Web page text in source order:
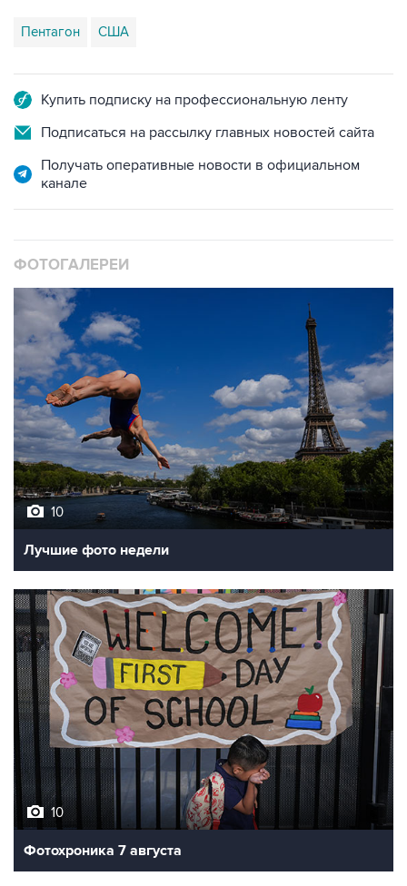
Пентагон США
Купить подписку на профессиональную ленту
Подписаться на рассылку главных новостей сайта
Получать оперативные новости в официальном
канале
ФОТОГАЛЕРЕИ
10
Лучшие фото недели
10
Фотохроника 7 августа